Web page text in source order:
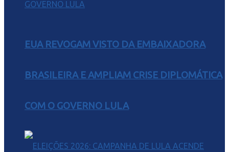
EUA REVOGAM VISTO DA EMBAIXADORA
BRASILEIRA E AMPLIAM CRISE DIPLOMÁTICA
COM O GOVERNO LULA